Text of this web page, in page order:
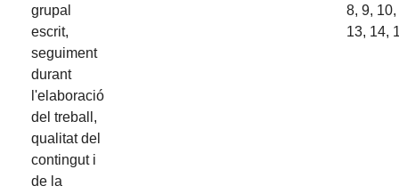
grupal
escrit,
seguiment
durant
l'elaboració
del treball,
qualitat del
contingut i
de la
8, 9,
13, 14,